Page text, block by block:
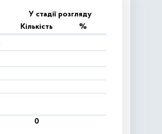
У стадії розгляду
Кількість
%
0